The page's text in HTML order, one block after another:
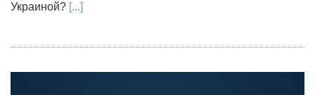
Украиной? [...]